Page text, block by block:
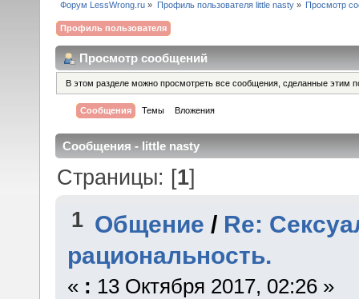
Форум LessWrong.ru » Профиль пользователя little nasty» Просмотр
Профиль пользователя
Просмотр сообщений
В этом разделе можно просмотреть все сообщения, сделанные этим
Сообщения Темы Вложения
Сообщения - little nasty
Страницы: [1]
1 Общение / Re:
рациональность.
« : 13 Октября 2017, 02:26 »